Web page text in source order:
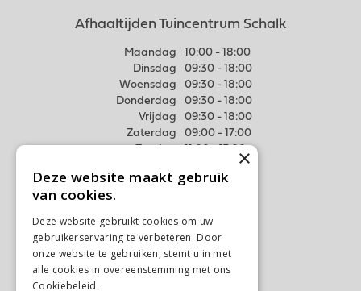
Afhaaltijden Tuincentrum Schalk
Maandag
10:00 - 18:00
Dinsdag
09:30 - 18:00
Woensdag
09:30 - 18:00
Donderdag
09:30 - 18:00
Vrijdag
09:30 - 18:00
Zaterdag
09:00 - 17:00
Meer weten
Algemene voorwaarden
Privacy Statement
Disclaimer
×
Deze website maakt gebruik
van cookies.
Deze website gebruikt cookies om uw
gebruikerservaring te verbeteren. Door
onze website te gebruiken, stemt u in met
alle cookies in overeenstemming met ons
Cookiebeleid.